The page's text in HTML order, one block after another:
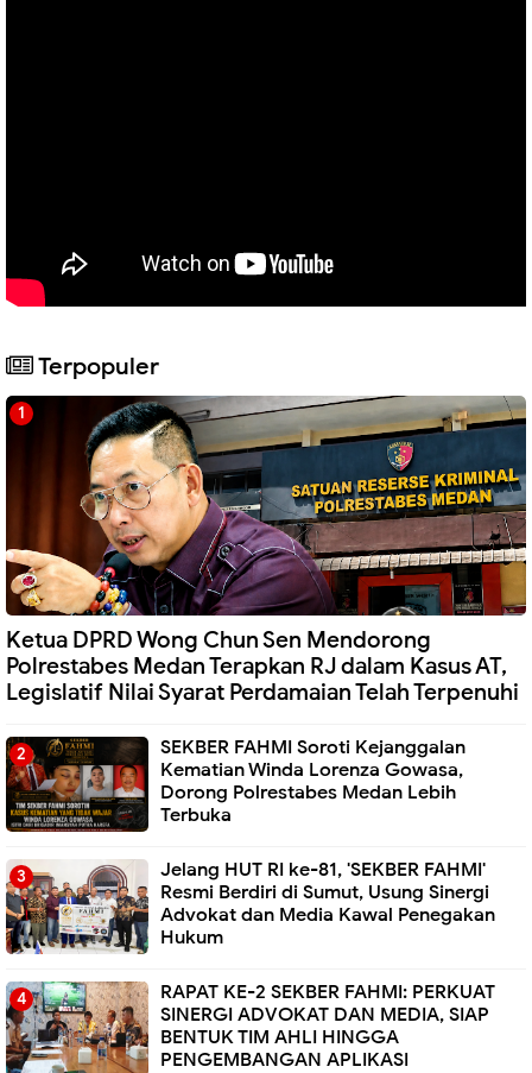
Terpopuler
Ketua DPRD Wong Chun Sen Mendorong
Polrestabes Medan Terapkan RJ dalam Kasus AT,
Legislatif Nilai Syarat Perdamaian Telah Terpenuhi
SEKBER FAHMI Soroti Kejanggalan
Kematian Winda Lorenza Gowasa,
Dorong Polrestabes Medan Lebih
Terbuka
Jelang HUT RI ke-81, 'SEKBER FAHMI'
Resmi Berdiri di Sumut, Usung Sinergi
Advokat dan Media Kawal Penegakan
Hukum
RAPAT KE-2 SEKBER FAHMI: PERKUAT
SINERGI ADVOKAT DAN MEDIA, SIAP
BENTUK TIM AHLI HINGGA
PENGEMBANGAN APLIKASI